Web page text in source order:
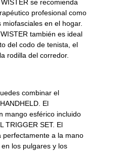
se recomienda
profesional como
en el hogar.
también es ideal
del codo de tenista, el
rodilla del corredor.
combinar el
El
mango esférico incluido
TRIGGER SET. El
perfectamente a la mano
los pulgares y los